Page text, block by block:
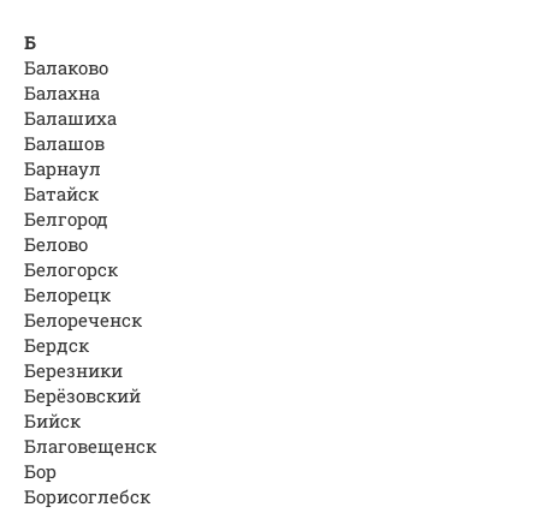
Б
Балаково
Балахна
Балашиха
Балашов
Барнаул
Батайск
Белгород
Белово
Белогорск
Белорецк
Белореченск
Бердск
Березники
Берёзовский
Бийск
Благовещенск
Бор
Борисоглебск